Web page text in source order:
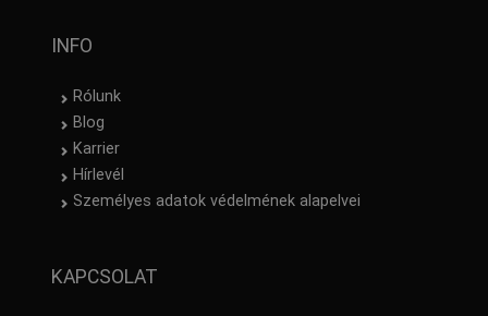
INFO
Rólunk
Blog
Karrier
Hírlevél
Személyes adatok védelmének alapelvei
KAPCSOLAT